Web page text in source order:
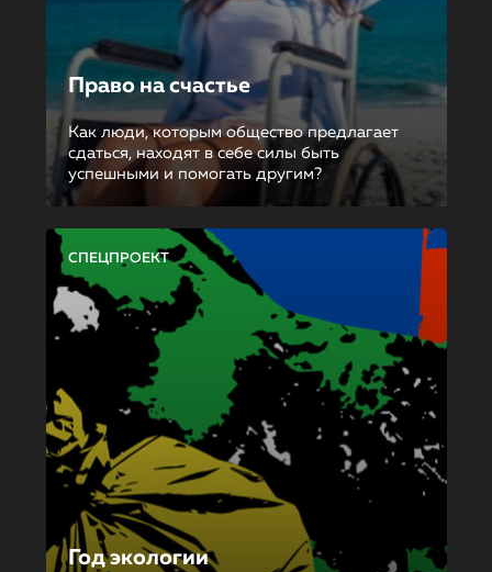
Право на счастье
Как люди, которым общество предлагает
сдаться, находят в себе силы быть
успешными и помогать другим?
СПЕЦПРОЕКТ
Год экологии